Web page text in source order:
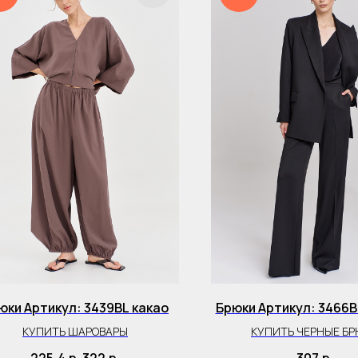
Артикул: 3439BL какао
КУПИТЬ ШАРОВАРЫ
Брюки Артикул:
КУПИТЬ ЧЕРНЫЕ